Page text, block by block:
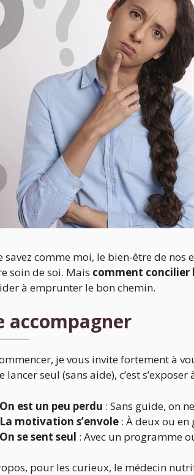
savez comme moi, le bien-être de
soin de soi. Mais comment concilier
à emprunter le bon chemin.
accompagner
je vous invite fortement à
lancer seul (sans aide), c’est
On est un peu perdu : Sans guide, on
La motivation s’envole : À deux ou en
On se sent seul : Avec un programme
pour les curieux, le médecin